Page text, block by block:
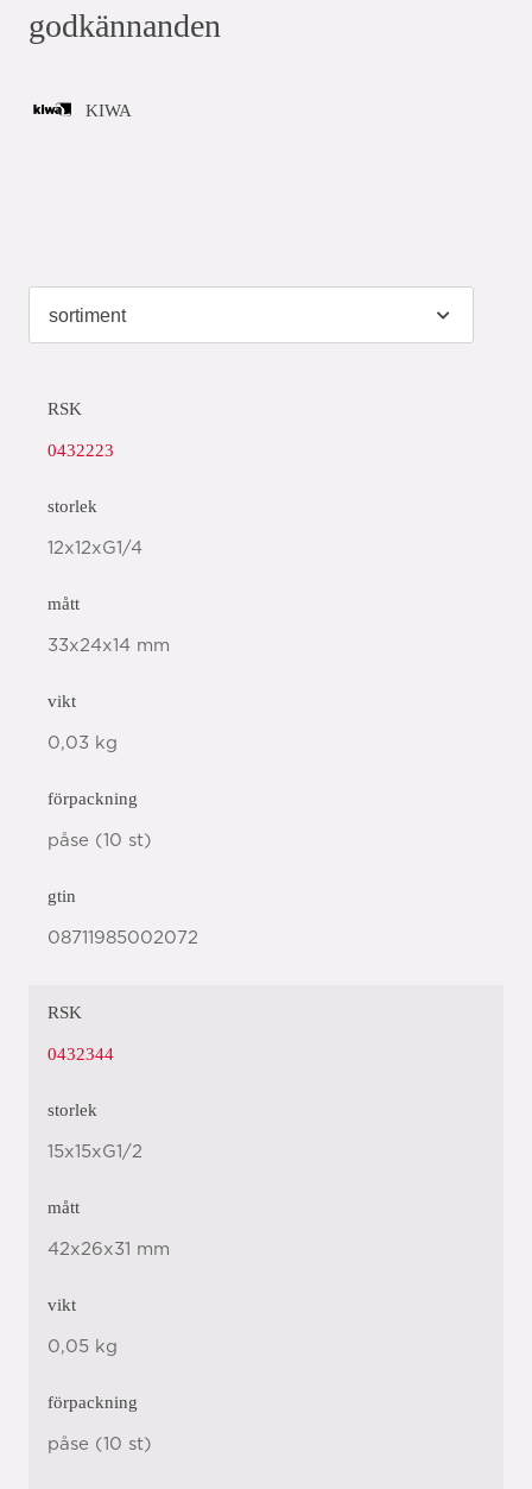
godkännanden
KIWA
RSK
0432223
storlek
12x12xG1/4
mått
33x24x14 mm
vikt
0,03 kg
förpackning
påse (10 st)
gtin
08711985002072
RSK
0432344
storlek
15x15xG1/2
mått
42x26x31 mm
vikt
0,05 kg
förpackning
påse (10 st)